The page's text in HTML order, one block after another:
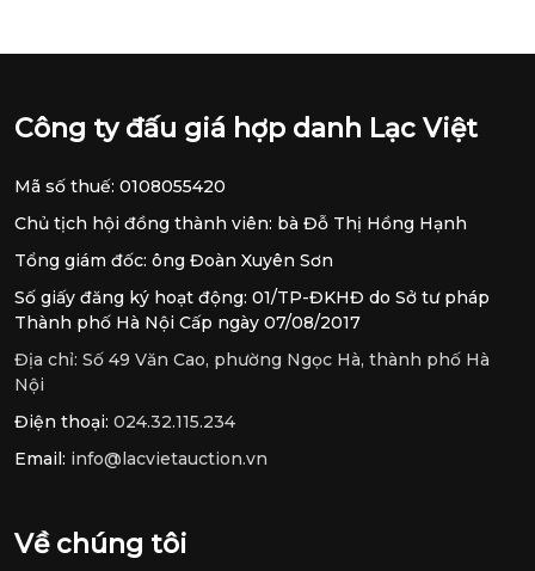
Công ty đấu giá hợp danh Lạc Việt
Mã số thuế: 0108055420
Chủ tịch hội đồng thành viên: bà Đỗ Thị Hồng Hạnh
Tổng giám đốc: ông Đoàn Xuyên Sơn
Số giấy đăng ký hoạt động: 01/TP-ĐKHĐ do Sở tư pháp
Thành phố Hà Nội Cấp ngày 07/08/2017
Địa chỉ: Số 49 Văn Cao, phường Ngọc Hà, thành phố Hà
Nội
Điện thoại: 024.32.115.234
Email: info@lacvietauction.vn
Về chúng tôi